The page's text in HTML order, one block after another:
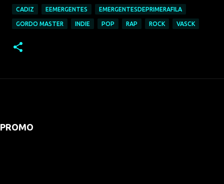
CADIZ EEMERGENTES EMERGENTESDEPRIMERAFILA
GORDO MASTER INDIE POP RAP ROCK VASCK
PROMO